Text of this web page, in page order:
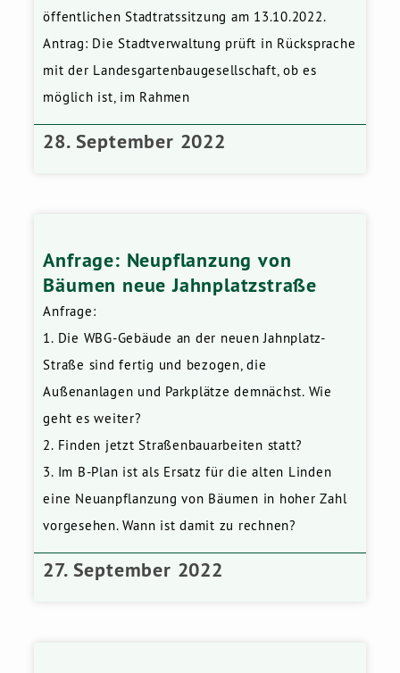
öffentlichen Stadtratssitzung am 13.10.2022.
Antrag: Die Stadtverwaltung prüft in Rücksprache
mit der Landesgartenbaugesellschaft, ob es
möglich ist, im Rahmen
28. September 2022
Anfrage: Neupflanzung von
Bäumen neue Jahnplatzstraße
Anfrage:
1. Die WBG-Gebäude an der neuen Jahnplatz-
Straße sind fertig und bezogen, die
Außenanlagen und Parkplätze demnächst. Wie
geht es weiter?
2. Finden jetzt Straßenbauarbeiten statt?
3. Im B-Plan ist als Ersatz für die alten Linden
eine Neuanpflanzung von Bäumen in hoher Zahl
vorgesehen. Wann ist damit zu rechnen?
27. September 2022